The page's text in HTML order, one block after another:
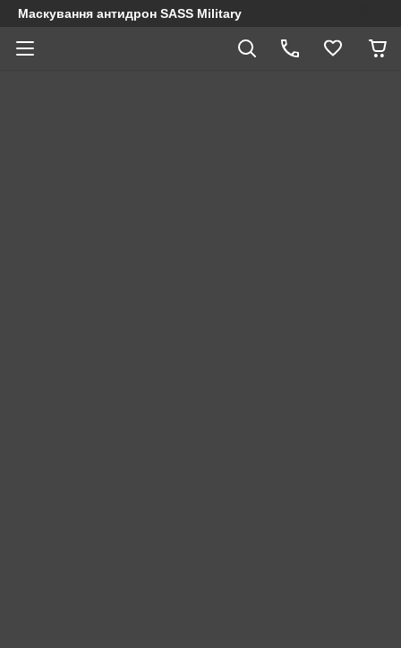
Маскування антидрон SASS Military